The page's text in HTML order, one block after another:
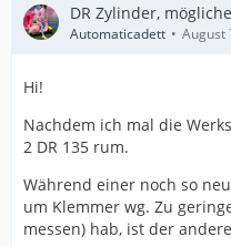
DR Zylinder,
Automaticadett August
Hi!
Nachdem ich mal die
2 DR 135 rum.
Während einer noch so
um Klemmer wg. Zu
messen) hab, ist der